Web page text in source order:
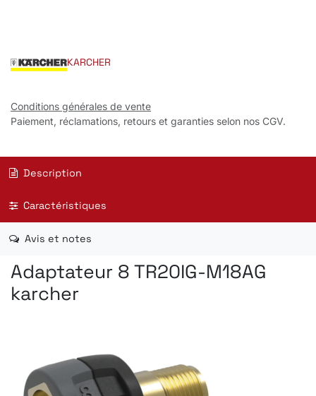
KARCHER
Conditions générales de vente
Paiement, réclamations, retours et garanties selon nos CGV.
Description
Caractéristiques
Avis et notes
Adaptateur 8 TR20IG-M18AG
karcher